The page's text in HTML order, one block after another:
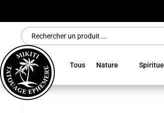
Search
for:
Tous Nature Spirituel